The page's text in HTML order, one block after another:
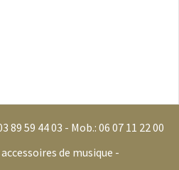
89 59 44 03 - Mob.: 06 07 11 22 00
de musique -